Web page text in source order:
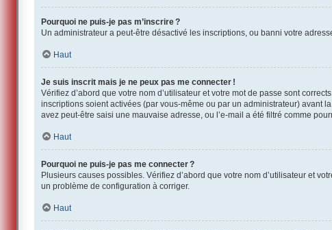
Pourquoi ne puis-je pas m’inscrire ?
Un administrateur a peut-être désactivé les inscriptions, ou banni votre
Haut
Je suis inscrit mais je ne peux pas me connecter !
Vérifiez d’abord que votre nom d’utilisateur et votre mot de passe sont
inscriptions soient activées (par vous-même ou par un administrateur) avant
avez peut-être saisi une mauvaise adresse, ou l’e-mail a été filtré comme
Haut
Pourquoi ne puis-je pas me connecter ?
Plusieurs causes possibles. Vérifiez d’abord que votre nom d’utilisateur et
un problème de configuration à corriger.
Haut